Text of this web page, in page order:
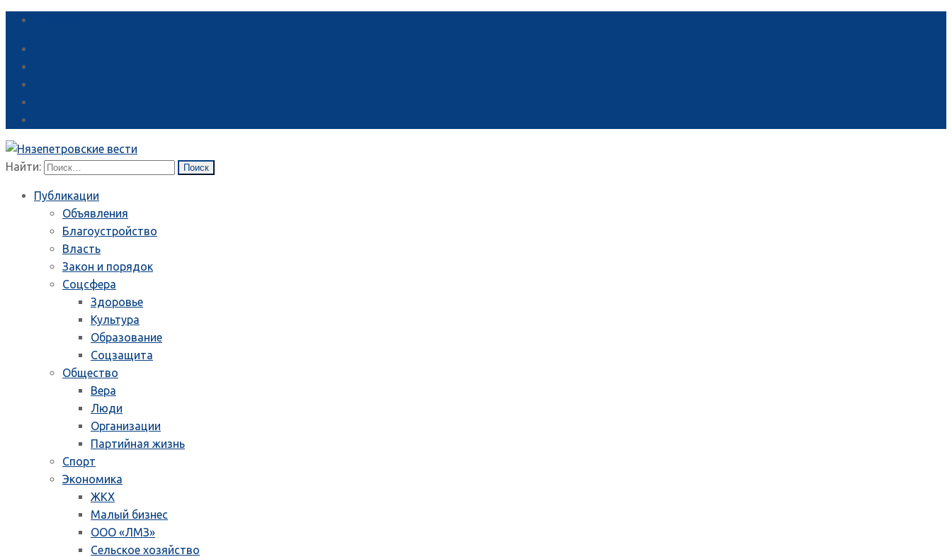
Найти:
Публикации
Объявления
Благоустройство
Власть
Закон и порядок
Соцсфера
Здоровье
Культура
Образование
Соцзащита
Общество
Вера
Люди
Организации
Партийная жизнь
Спорт
Экономика
ЖКХ
Малый бизнес
ООО «ЛМЗ»
Сельское хозяйство